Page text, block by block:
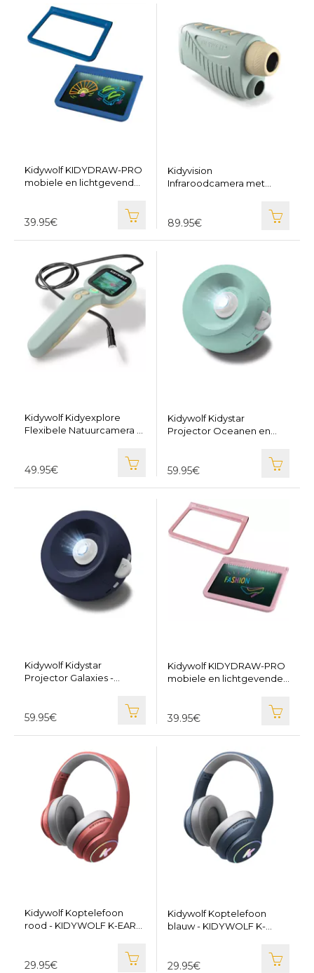
Kidywolf KIDYDRAW-PRO
mobiele en lichtgevende
39.95€
Kidyvision
Infraroodcamera met
89.95€
Kidywolf Kidyexplore
Flexibele Natuurcamera -
49.95€
Kidywolf Kidystar
Projector Oceanen en
59.95€
Kidywolf Kidystar
Projector Galaxies -
59.95€
Kidywolf KIDYDRAW-PRO
mobiele en lichtgevende
39.95€
Kidywolf Koptelefoon
rood - KIDYWOLF K-EARS-
29.95€
Kidywolf Koptelefoon
blauw - KIDYWOLF K-
29.95€